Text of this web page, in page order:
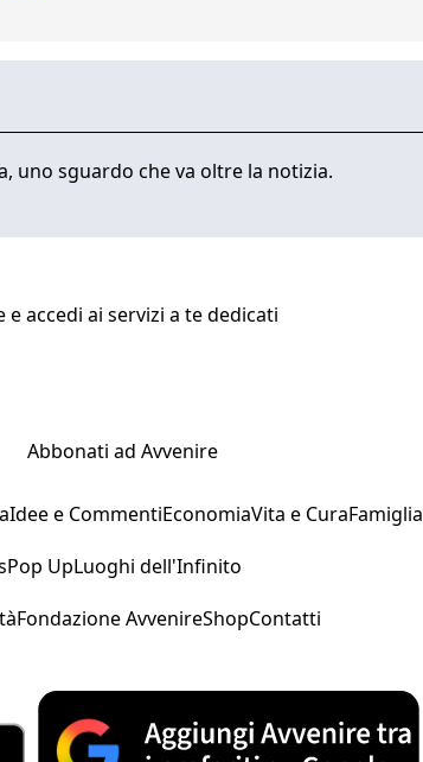
uno sguardo che va oltre la notizia.
accedi ai servizi a te dedicati
Abbonati ad Avvenire
Idee e CommentiEconomiaVita e CuraFamiglia
Pop UpLuoghi dell'Infinito
Fondazione AvvenireShopContatti